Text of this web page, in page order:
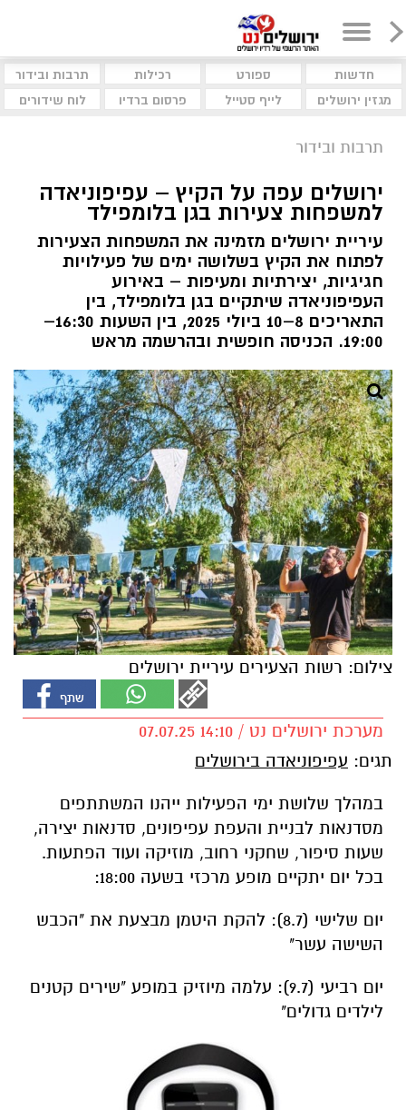
חדשות ספורט רכילות
תרבות ובידור
מגזין ירושלים
לייף סטייל פרסום ברדיו לוח שידורים
תרבות ובידור
ירושלים עפה על הקיץ – עפיפוניאדה
למשפחות צעירות בגן בלומפילד
עיריית ירושלים מזמינה את המשפחות הצעירות
לפתוח את הקיץ בשלושה ימים של פעילויות
חגיגיות, יצירתיות ומעיפות – באירוע
העפיפוניאדה שיתקיים בגן בלומפילד, בין
התאריכים 8–10 ביולי 2025, בין השעות 16:30–
19:00. הכניסה חופשית ובהרשמה מראש
צילום: רשות הצעירים עיריית ירושלים
מערכת ירושלים נט / 14:10 07.07.25
תגים: עפיפוניאדה בירושלים
במהלך שלושת ימי הפעילות ייהנו המשתתפים
מסדנאות לבניית והעפת עפיפונים, סדנאות יצירה,
שעות סיפור, שחקני רחוב, מוזיקה ועוד הפתעות.
בכל יום יתקיים מופע מרכזי בשעה 18:00:
יום שלישי (8.7): להקת היטמן מבצעת את "הכבש
השישה עשר"
יום רביעי (9.7): עלמה מיוזיק במופע "שירים קטנים
לילדים גדולים"